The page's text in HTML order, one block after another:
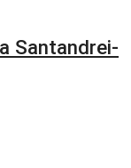
Santandrei-